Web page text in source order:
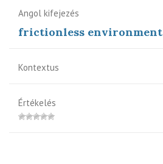
Angol kifejezés
frictionless environment
Kontextus
Értékelés